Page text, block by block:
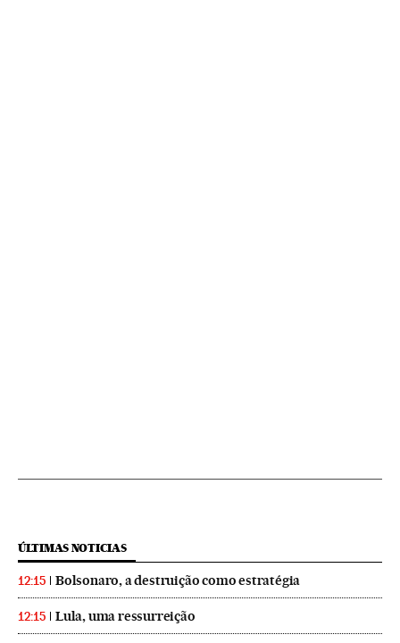
ÚLTIMAS NOTICIAS
12:15 Bolsonaro, a destruição como estratégia
12:15 Lula, uma ressurreição